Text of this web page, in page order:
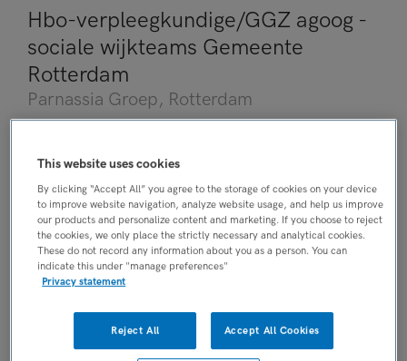
Hbo-verpleegkundige/GGZ agoog -
sociale wijkteams Gemeente
Rotterdam
Parnassia Groep, Rotterdam
HBO-verpleegkundige
BRANCHE
GGZ
OPLEIDINGSNIVEAU
HBO
DIENSTVERBAND
05-07-2026
This website uses cookies
By clicking “Accept All” you agree to the storage of cookies on your device
to improve website navigation, analyze website usage, and help us improve
our products and personalize content and marketing. If you choose to reject
the cookies, we only place the strictly necessary and analytical cookies.
These do not record any information about you as a person. You can
indicate this under "manage preferences"
Privacy statement
Reject All Accept All Cookies